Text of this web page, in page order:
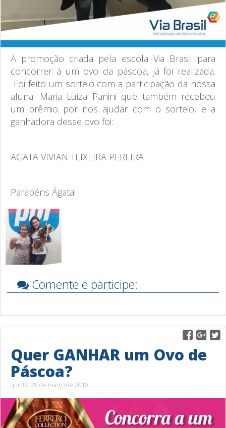
A promoção criada pela escola Via Brasil para
concorrer á um ovo da páscoa, já foi realizada.
Foi feito um sorteio com a participação da nossa
aluna: Maria Luiza Panini que também recebeu
um prêmio por nos ajudar com o sorteio, e a
ganhadora desse ovo foi:
AGATA VIVIAN TEIXEIRA PEREIRA
Parabéns Ágata!
Comente e participe:
Quer GANHAR um Ovo de
Páscoa?
quinta, 29 de março de 2018